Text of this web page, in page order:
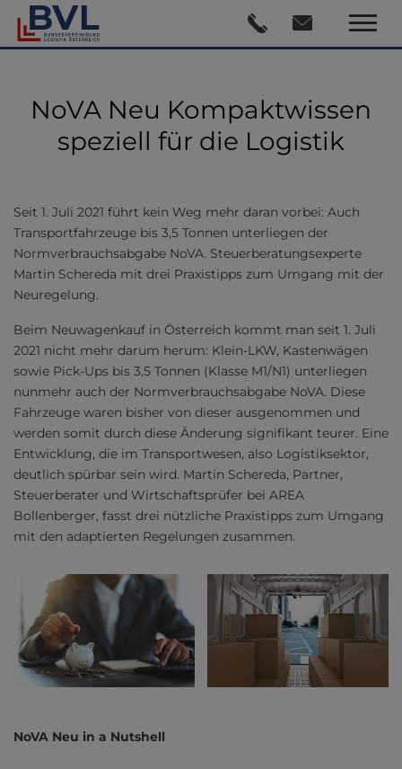
NoVA Neu Kompaktwissen
speziell für die Logistik
Seit 1. Juli 2021 führt kein Weg mehr daran vorbei: Auch
Transportfahrzeuge bis 3,5 Tonnen unterliegen der
Normverbrauchsabgabe NoVA. Steuerberatungsexperte
Martin Schereda mit drei Praxistipps zum Umgang mit der
Neuregelung.
Beim Neuwagenkauf in Österreich kommt man seit 1. Juli
2021 nicht mehr darum herum: Klein-LKW, Kastenwägen
sowie Pick-Ups bis 3,5 Tonnen (Klasse M1/N1) unterliegen
nunmehr auch der Normverbrauchsabgabe NoVA. Diese
Fahrzeuge waren bisher von dieser ausgenommen und
werden somit durch diese Änderung signifikant teurer. Eine
Entwicklung, die im Transportwesen, also Logistiksektor,
deutlich spürbar sein wird. Martin Schereda, Partner,
Steuerberater und Wirtschaftsprüfer bei AREA
Bollenberger, fasst drei nützliche Praxistipps zum Umgang
mit den adaptierten Regelungen zusammen.
NoVA Neu in a Nutshell